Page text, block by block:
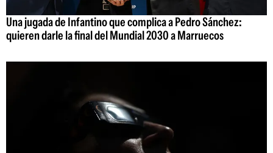
Una jugada de Infantino que complica a Pedro Sánchez:
quieren darle la final del Mundial 2030 a Marruecos